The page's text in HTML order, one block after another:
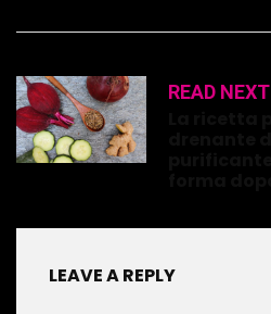
READ NEXT
LEAVE A REPLY